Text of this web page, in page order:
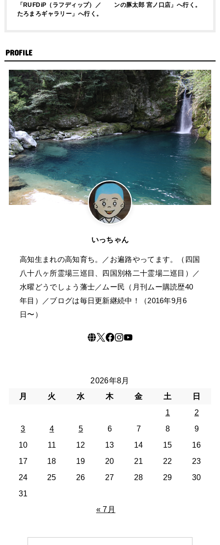
「RUFDiP（ラフディップ）／
たろまろギャラリー」へ行く。
ンの豚太郎 宮ノ口店」へ行く。
PROFILE
いっちゃん
高知生まれの高知育ち。／お遍路やってます。（四国
八十八ヶ所霊場三巡目、四国別格二十霊場二巡目）／
水曜どうでしょう藩士／ムー民（月刊ムー購読歴40
年目）／ブログは毎日更新継続中！（2016年9月6
日〜）
2026年8月
月
火 水 木 金 土
日
1
2
3
4 5 6 7 8
9
10
11 12 13 14 15
16
17
18 19 20 21 22
23
24
25 26 27 28 29
30
31
« 7月